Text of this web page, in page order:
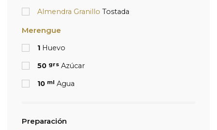
Almendra Granillo Tostada
Merengue
1 Huevo
50 grs Azúcar
10 ml Agua
Preparación